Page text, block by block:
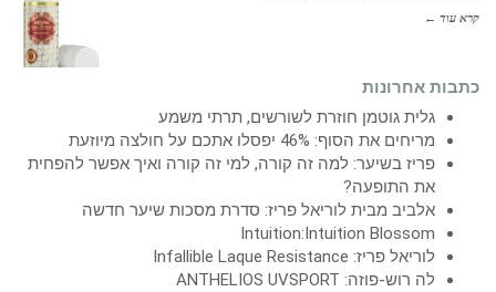
קרא עוד ←
כתבות אחרונות
גלית גוטמן חוזרת לשורשים, תרתי משמע
מריחים את הסוף: 46% יפסלו אתכם על חולצה מיוזעת
פריז בשיער: למה זה קורה, למי זה קורה ואיך אפשר להפחית
את התופעה?
אלביב מבית לוריאל פריז: סדרת מסכות שיער חדשה
Intuition:Intuition Blossom
לוריאל פריז: Infallible Laque Resistance
לה רוש-פוזה: ANTHELIOS UVSPORT